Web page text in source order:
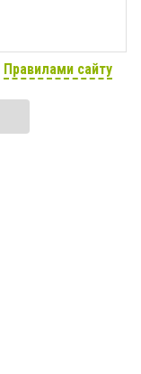
Правилами сайту